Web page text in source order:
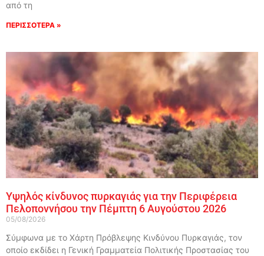
από τη
ΠΕΡΙΣΣΟΤΕΡΑ »
Υψηλός κίνδυνος πυρκαγιάς για την Περιφέρεια
Πελοποννήσου την Πέμπτη 6 Αυγούστου 2026
05/08/2026
Σύμφωνα με το Χάρτη Πρόβλεψης Κινδύνου Πυρκαγιάς, τον
οποίο εκδίδει η Γενική Γραμματεία Πολιτικής Προστασίας του